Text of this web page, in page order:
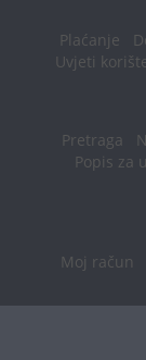
Plaćanje
Uvjeti
Pretraga
Popis za
Moj račun